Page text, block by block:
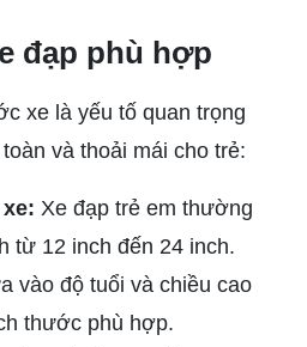
đạp phù hợp
xe là yếu tố quan trọng
và thoải mái cho trẻ:
Xe đạp trẻ em thường
từ 12 inch đến 24 inch.
vào độ tuổi và chiều cao
thước phù hợp.